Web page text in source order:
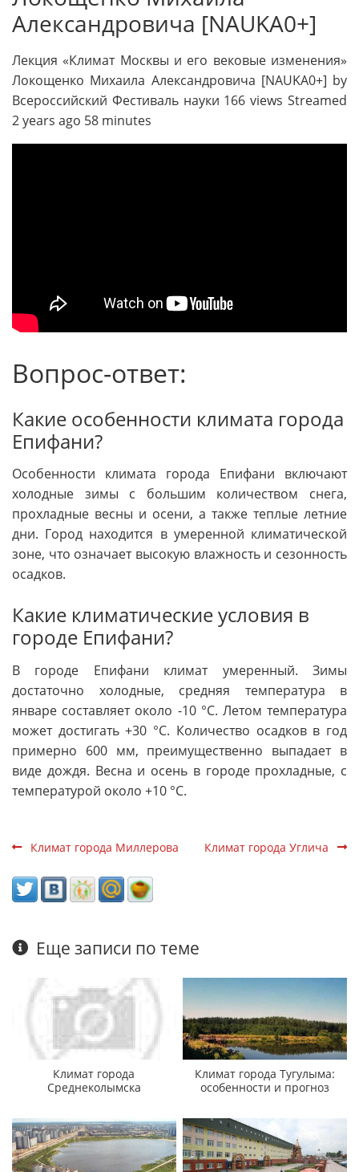
Александровича [NAUKA0+]
Лекция «Климат Москвы и его вековые изменения»
Локощенко Михаила Александровича [NAUKA0+] by
Всероссийский Фестиваль науки 166 views Streamed
2 years ago 58 minutes
Вопрос-ответ:
Какие особенности климата города
Епифани?
Особенности климата города Епифани включают
холодные зимы с большим количеством снега,
прохладные весны и осени, а также теплые летние
дни. Город находится в умеренной климатической
зоне, что означает высокую влажность и сезонность
осадков.
Какие климатические условия в
городе Епифани?
В городе Епифани климат умеренный. Зимы
достаточно холодные, средняя температура в
январе составляет около -10 °C. Летом температура
может достигать +30 °C. Количество осадков в год
примерно 600 мм, преимущественно выпадает в
виде дождя. Весна и осень в городе прохладные, с
температурой около +10 °C.
Климат города Миллерова Климат города Углича
Еще записи по теме
Климат города
Среднеколымска
Климат города Тугулыма:
особенности и прогноз